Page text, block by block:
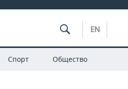
EN
Спорт Общество